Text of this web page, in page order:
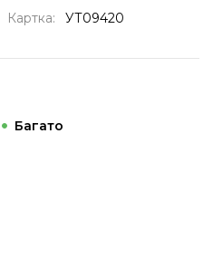
Картка:
УТ09420
Багато